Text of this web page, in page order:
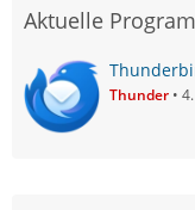
Aktuelle
Thunder